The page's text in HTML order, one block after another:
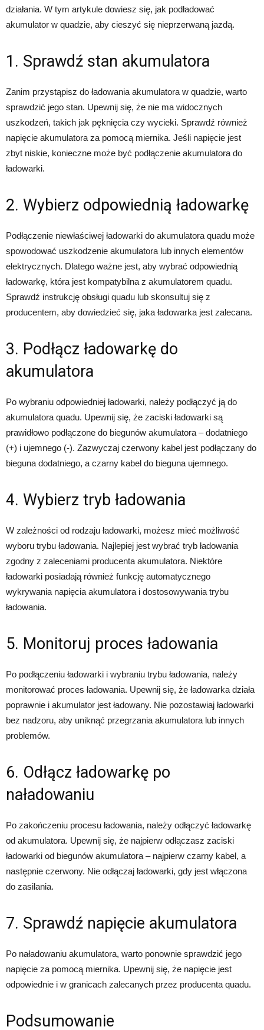
działania. W tym artykule dowiesz się, jak podładować
akumulator w quadzie, aby cieszyć się nieprzerwaną jazdą.
1. Sprawdź stan akumulatora
Zanim przystąpisz do ładowania akumulatora w quadzie, warto
sprawdzić jego stan. Upewnij się, że nie ma widocznych
uszkodzeń, takich jak pęknięcia czy wycieki. Sprawdź również
napięcie akumulatora za pomocą miernika. Jeśli napięcie jest
zbyt niskie, konieczne może być podłączenie akumulatora do
ładowarki.
2. Wybierz odpowiednią ładowarkę
Podłączenie niewłaściwej ładowarki do akumulatora quadu może
spowodować uszkodzenie akumulatora lub innych elementów
elektrycznych. Dlatego ważne jest, aby wybrać odpowiednią
ładowarkę, która jest kompatybilna z akumulatorem quadu.
Sprawdź instrukcję obsługi quadu lub skonsultuj się z
producentem, aby dowiedzieć się, jaka ładowarka jest zalecana.
3. Podłącz ładowarkę do
akumulatora
Po wybraniu odpowiedniej ładowarki, należy podłączyć ją do
akumulatora quadu. Upewnij się, że zaciski ładowarki są
prawidłowo podłączone do biegunów akumulatora – dodatniego
(+) i ujemnego (-). Zazwyczaj czerwony kabel jest podłączany do
bieguna dodatniego, a czarny kabel do bieguna ujemnego.
4. Wybierz tryb ładowania
W zależności od rodzaju ładowarki, możesz mieć możliwość
wyboru trybu ładowania. Najlepiej jest wybrać tryb ładowania
zgodny z zaleceniami producenta akumulatora. Niektóre
ładowarki posiadają również funkcję automatycznego
wykrywania napięcia akumulatora i dostosowywania trybu
ładowania.
5. Monitoruj proces ładowania
Po podłączeniu ładowarki i wybraniu trybu ładowania, należy
monitorować proces ładowania. Upewnij się, że ładowarka działa
poprawnie i akumulator jest ładowany. Nie pozostawiaj ładowarki
bez nadzoru, aby uniknąć przegrzania akumulatora lub innych
problemów.
6. Odłącz ładowarkę po
naładowaniu
Po zakończeniu procesu ładowania, należy odłączyć ładowarkę
od akumulatora. Upewnij się, że najpierw odłączasz zaciski
ładowarki od biegunów akumulatora – najpierw czarny kabel, a
następnie czerwony. Nie odłączaj ładowarki, gdy jest włączona
do zasilania.
7. Sprawdź napięcie akumulatora
Po naładowaniu akumulatora, warto ponownie sprawdzić jego
napięcie za pomocą miernika. Upewnij się, że napięcie jest
odpowiednie i w granicach zalecanych przez producenta quadu.
Podsumowanie